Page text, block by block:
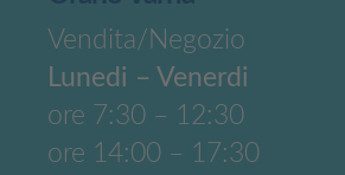
Vendita/Negozio
Lunedi – Venerdi
ore 7:30 – 12:30
ore 14:00 – 17:30